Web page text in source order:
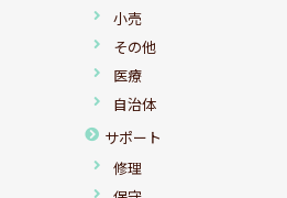
小売
その他
医療
自治体
サポート
修理